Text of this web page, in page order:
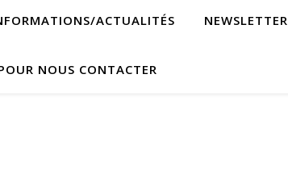
ACTUALITÉS NEWSLETTER
NOUS CONTACTER